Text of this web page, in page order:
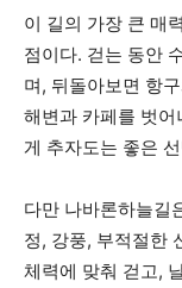
이 길의 가장 큰 매
점이다. 걷는 동안
며, 뒤돌아보면 항
해변과 카페를 벗
게 추자도는 좋은
다만 나바론하늘길
정, 강풍, 부적절한
체력에 맞춰 걷고,